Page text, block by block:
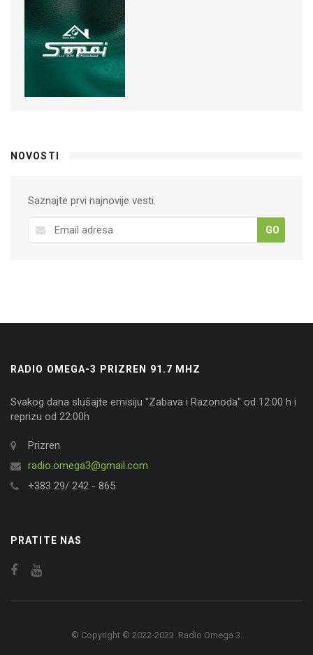
NOVOSTI
Saznajte prvi najnovije vesti.
GO
RADIO OMEGA-3 PRIZREN 91.7 MHZ
Svakog dana slušajte emisiju "Zabava i Razonoda" od 12:00 h i
reprizu od 22:00h
Prizren
radio.omega3@gmail.com
+383 29/ 242 - 865
PRATITE NAS
© Copyright © 2022-2023. Radio Omega 3.